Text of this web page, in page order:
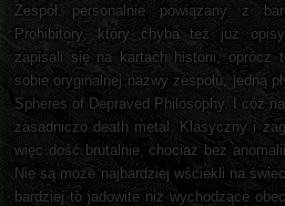
Zespół personalnie powiązany z
Prohibitory, który chyba też już
zapisali się na kartach historii, oprócz
sobie oryginalnej nazwy zespołu, jedną
Spheres of Depraved Philosophy. I cóż
zasadniczo death metal. Klasyczny i
więc dość brutalnie, chociaż bez
Nie są może najbardziej wściekli na
bardziej to jadowite niż wychodzące